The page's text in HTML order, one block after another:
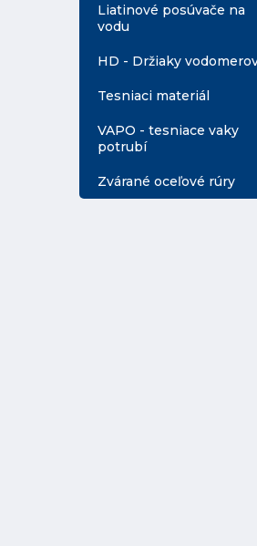
Liatinové posúvače na
vodu
HD - Držiaky
Tesniaci materiál
VAPO - tesniace vaky
potrubí
Zvárané oceľové rúry